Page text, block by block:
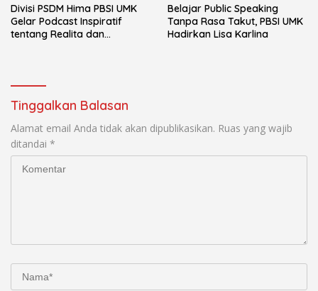
Divisi PSDM Hima PBSI UMK
Gelar Podcast Inspiratif
tentang Realita dan
Belajar Public Speaking
Tanpa Rasa Takut, PBSI UMK
Hadirkan Lisa Karlina
Tinggalkan Balasan
Alamat email Anda tidak akan dipublikasikan. Ruas yang wajib
ditandai *